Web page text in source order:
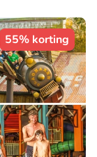
55% korting